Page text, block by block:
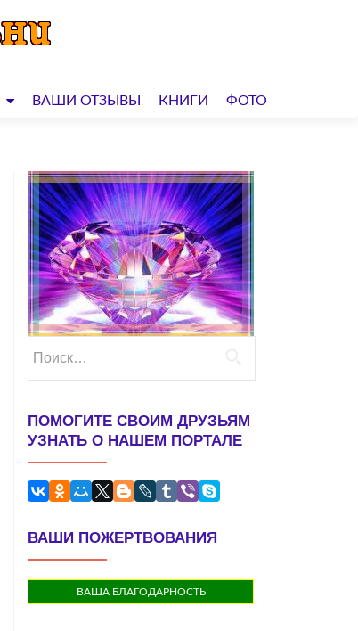
ВАШИ ОТЗЫВЫ КНИГИ ФОТО
ПОМОГИТЕ СВОИМ ДРУЗЬЯМ
УЗНАТЬ О НАШЕМ ПОРТАЛЕ
ВАШИ ПОЖЕРТВОВАНИЯ
ВАША БЛАГОДАРНОСТЬ